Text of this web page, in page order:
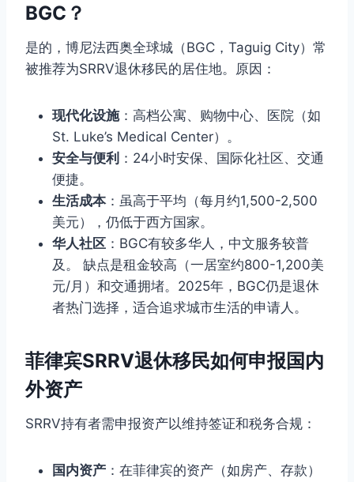
BGC？
是的，博尼法西奥全球城（BGC，Taguig City）常
被推荐为SRRV退休移民的居住地。原因：
现代化设施：高档公寓、购物中心、医院（如
St. Luke’s Medical Center）。
安全与便利 ：24小时安保、国际化社区、交通
便捷。
生活成本：虽高于平均（每月约1,500-2,500
美元），仍低于西方国家。
华人社区 ：BGC有较多华人，中文服务较普
及。 缺点是租金较高（一居室约800-1,200美
元/月）和交通拥堵。2025年，BGC仍是退休
者热门选择，适合追求城市生活的申请人。
菲律宾SRRV退休移民如何申报国内
外资产
SRRV持有者需申报资产以维持签证和税务合规：
国内资产 ：在菲律宾的资产（如房产、存款）